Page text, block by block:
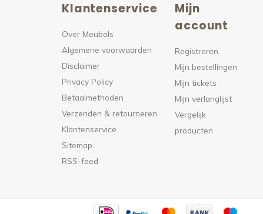
Klantenservice
Over Meubols
Algemene voorwaarden
Disclaimer
Privacy Policy
Betaalmethoden
Verzenden & retourneren
Klantenservice
Sitemap
RSS-feed
Mijn
account
Registreren
Mijn bestellingen
Mijn tickets
Mijn verlanglijst
Vergelijk
producten